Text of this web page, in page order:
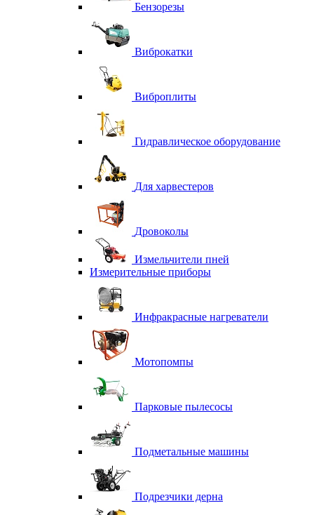
Бензорезы
Виброкатки
Виброплиты
Гидравлическое оборудование
Для харвестеров
Дровоколы
Измельчители пней
Измерительные приборы
Инфракрасные нагреватели
Мотопомпы
Парковые пылесосы
Подметальные машины
Подрезчики дерна